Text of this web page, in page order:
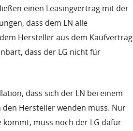
einen Leasingvertrag mit der
dass dem LN alle
Hersteller aus dem Kaufvertrag
dass der LG nicht für
dass sich der LN bei einem
den Hersteller wenden muss. Nur
kommt, muss noch der LG dafür